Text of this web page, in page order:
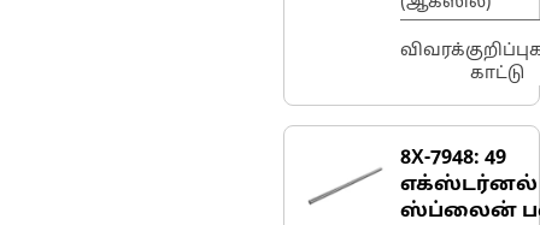
காட்டு
8X-7948: 49
எக்ஸ்டர்னல்
ஸ்ப்லைன்